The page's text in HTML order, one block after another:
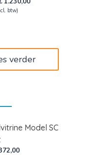
btw)
verder
Model SC
Huidige